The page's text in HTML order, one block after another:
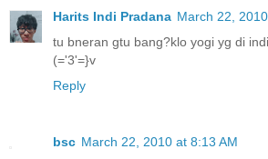
Harits Indi Pradana March 22,
tu bneran gtu bang?klo yogi yg di
(='3'=}v
Reply
bsc March 22, 2010 at 8:13 AM